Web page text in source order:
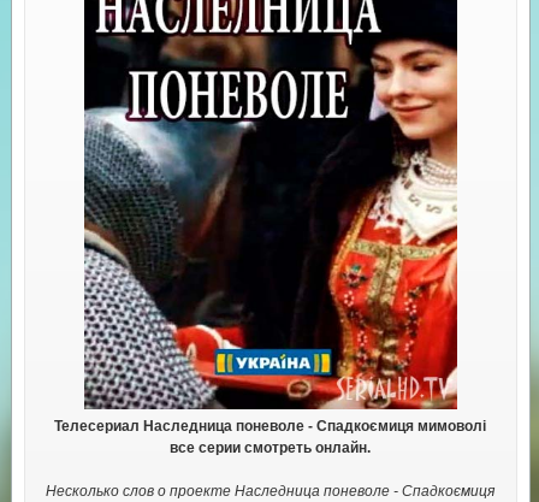
Телесериал Наследница поневоле - Спадкоємиця мимоволі
все серии смотреть онлайн.
Несколько слов о проекте Наследница поневоле - Спадкоємиця